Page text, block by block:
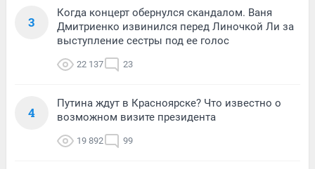
3
Когда концерт обернулся скандалом. Ваня
Дмитриенко извинился перед Линочкой Ли за
выступление сестры под ее голос
22 137 23
4
Путина ждут в Красноярске? Что известно о
возможном визите президента
19 892 99